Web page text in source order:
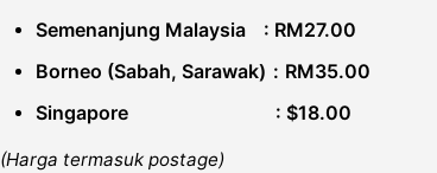
Semenanjung Malaysia
: RM27.00
Borneo (Sabah, Sarawak) : RM35.00
Singapore : $18.00
(Harga termasuk postage)